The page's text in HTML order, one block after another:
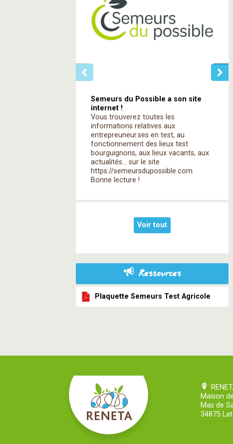
Semeurs du Possible a son site
internet !
Vous trouverez toutes les
informations relatives aux
entrepreuneur.ses en test, au
fonctionnement des lieux test
bourguignons, aux lieux vacants, aux
actualités... sur le site
https://semeursdupossible.com
Bonne lecture !
Voir tout
Ressources
Plaquette Semeurs Test Agricole
Maison
Mas de
34875